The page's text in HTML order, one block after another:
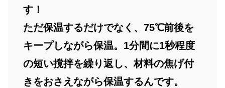
す！
ただ保温するだけでなく、75℃前後を
キープしながら保温。1分間に1秒程度
の短い撹拌を繰り返し、材料の焦げ付
きをおさえながら保温するんです。